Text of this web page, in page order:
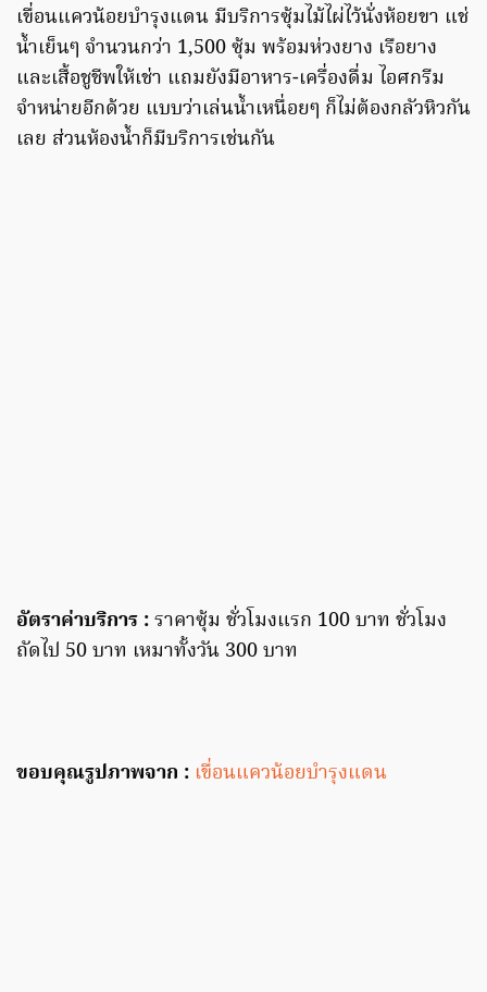
เขื่อนแควน้อยบำรุงแดน มีบริการซุ้มไม้ไผ่ไว้นั่งห้อยขา แช่
น้ำเย็นๆ จำนวนกว่า 1,500 ซุ้ม พร้อมห่วงยาง เรือยาง
และเสื้อชูชีพให้เช่า แถมยังมีอาหาร-เครื่องดื่ม ไอศกรีม
จำหน่ายอีกด้วย แบบว่าเล่นน้ำเหนื่อยๆ ก็ไม่ต้องกลัวหิวกัน
เลย ส่วนห้องน้ำก็มีบริการเช่นกัน
อัตราค่าบริการ :ราคาซุ้ม ชั่วโมงแรก 100 บาท ชั่วโมง
ถัดไป 50 บาท เหมาทั้งวัน 300 บาท
ขอบคุณรูปภาพจาก : เขื่อนแควน้อยบำรุงแดน